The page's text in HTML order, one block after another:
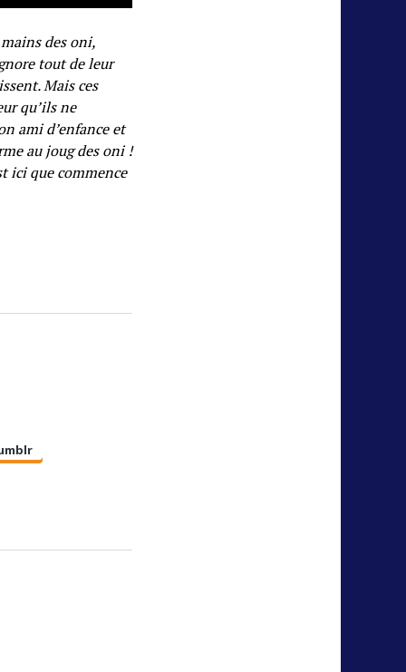
des oni,
tout de leur
Mais ces
qu’ils ne
ami d’enfance et
au joug des oni !
ici que commence